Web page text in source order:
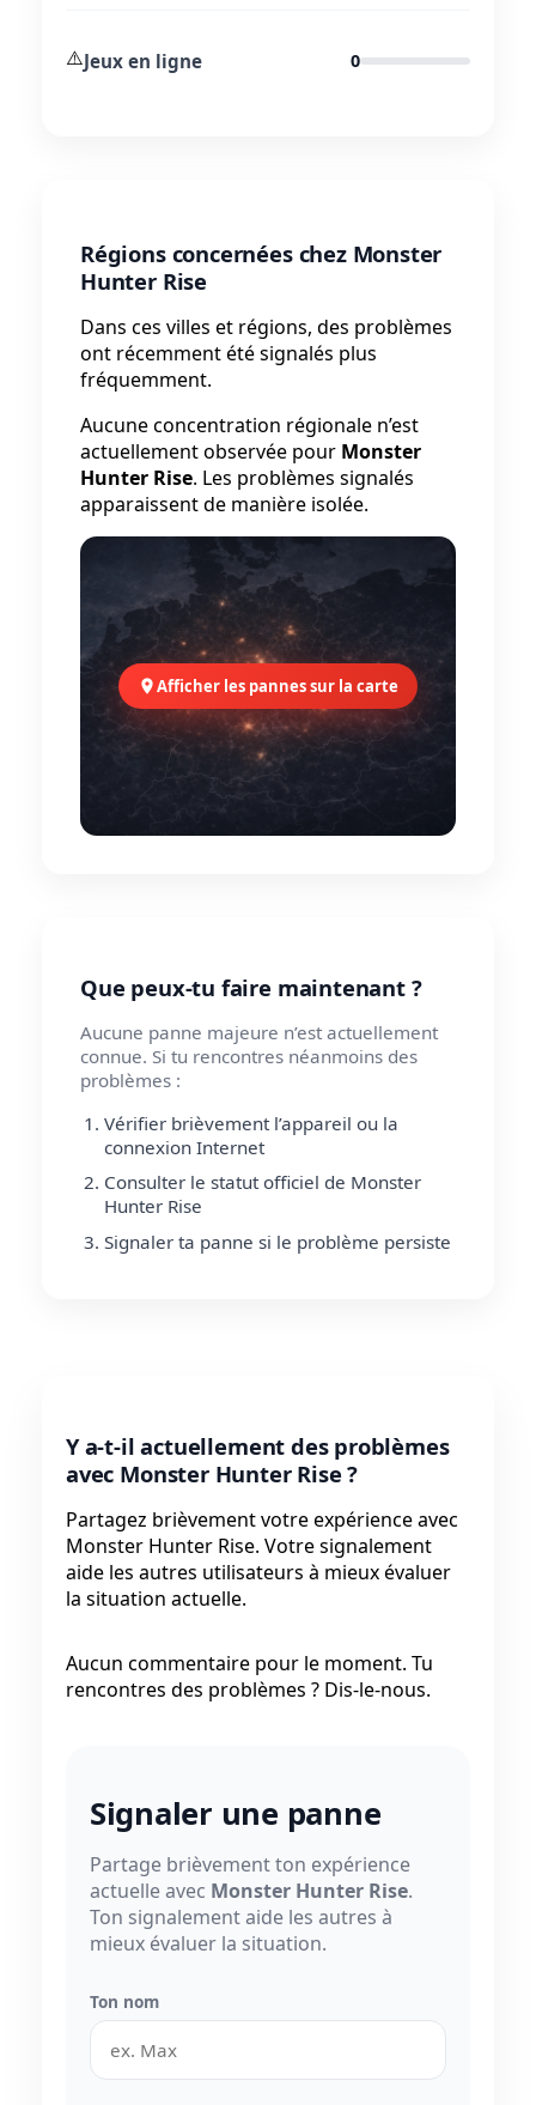
⚠️Jeux en ligne 0
Régions concernées chez Monster
Hunter Rise
Dans ces villes et régions, des problèmes
ont récemment été signalés plus
fréquemment.
Aucune concentration régionale n’est
actuellement observée pour Monster
Hunter Rise. Les problèmes signalés
apparaissent de manière isolée.
Afficher les pannes sur la carte
Que peux-tu faire maintenant ?
Aucune panne majeure n’est actuellement
connue. Si tu rencontres néanmoins des
problèmes :
Vérifier brièvement l’appareil ou la
connexion Internet
Consulter le statut officiel de Monster
Hunter Rise
Signaler ta panne si le problème persiste
Y a-t-il actuellement des problèmes
avec Monster Hunter Rise ?
Partagez brièvement votre expérience avec
Monster Hunter Rise. Votre signalement
aide les autres utilisateurs à mieux évaluer
la situation actuelle.
Aucun commentaire pour le moment. Tu
rencontres des problèmes ? Dis-le-nous.
Signaler une panne
Partage brièvement ton expérience
actuelle avec Monster Hunter Rise.
Ton signalement aide les autres à
mieux évaluer la situation.
Ton nom